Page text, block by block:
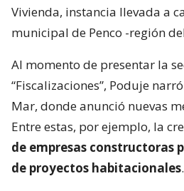
Vivienda, instancia llevada a
municipal de Penco -región
Al momento de presentar la
“Fiscalizaciones”, Poduje
Mar, donde anunció nuevas
Entre estas, por ejemplo, la
de empresas constructoras
de proyectos habitacionales.